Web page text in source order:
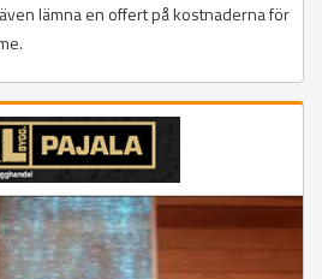
lämna en offert på kostnaderna för